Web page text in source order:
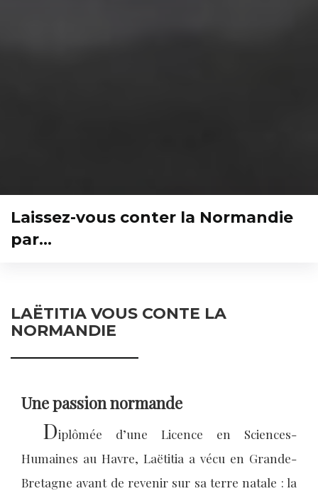
Laissez-vous conter la Normandie
par…
LAËTITIA VOUS CONTE LA
NORMANDIE
Une passion normande
Diplômée d’une Licence en Sciences-
Humaines au Havre, Laëtitia a vécu en Grande-
Bretagne avant de revenir sur sa terre natale : la